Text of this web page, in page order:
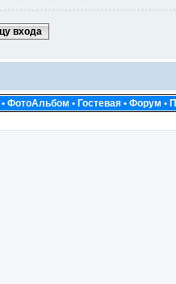
входа
• ФотоАльбом • Гостевая • Форум •